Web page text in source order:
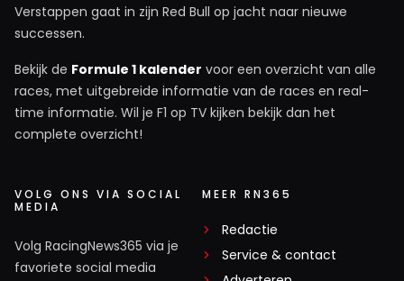
Verstappen gaat in zijn Red Bull op jacht naar nieuwe
successen.
Bekijk de Formule 1 kalender voor een overzicht van alle
races, met uitgebreide informatie van de races en real-
time informatie. Wil je F1 op TV kijken bekijk dan het
complete overzicht!
VOLG ONS VIA SOCIAL
MEDIA
Volg RacingNews365 via je
favoriete social media
MEER RN365
Redactie
Service & contact